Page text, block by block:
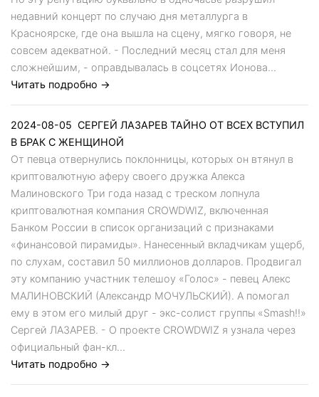
недавний концерт по случаю дня металлурга в
Красноярске, где она вышла на сцену, мягко говоря, не
совсем адекватной. - Последний месяц стал для меня
сложнейшим, - оправдывалась в соцсетях Ионова...
Читать подробно →
2024-08-05 СЕРГЕЙ ЛАЗАРЕВ ТАЙНО ОТ ВСЕХ ВСТУПИЛ
В БРАК С ЖЕНЩИНОЙ
От певца отвернулись поклонницы, которых он втянул в
криптовалютную аферу своего дружка Алекса
Малиновского Три года назад с треском лопнула
криптовалютная компания CROWDWIZ, включенная
Банком России в список организаций с признаками
«финансовой пирамиды». Нанесенный вкладчикам ущерб,
по слухам, составил 50 миллионов долларов. Продвигал
эту компанию участник телешоу «Голос» - певец Алекс
МАЛИНОВСКИЙ (Александр МОЧУЛЬСКИЙ). А помогал
ему в этом его милый друг - экс-солист группы «Smash!!»
Сергей ЛАЗАРЕВ. - О проекте CROWDWIZ я узнала через
официальный фан-кл...
Читать подробно →